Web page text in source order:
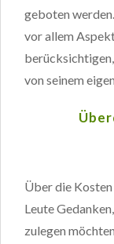
geboten
vor allem
von seinem
Über die
Leute
zulegen